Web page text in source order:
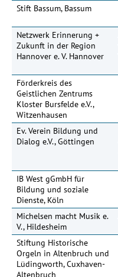
Stift Bassum, Bassum
Netzwerk Erinnerung +
Zukunft in der Region
Hannover e. V. Hannover
Förderkreis des
Geistlichen Zentrums
Kloster Bursfelde e.V.,
Witzenhausen
Ev. Verein Bildung und
Dialog e.V., Göttingen
IB West gGmbH für
Bildung und soziale
Dienste, Köln
Michelsen macht Musik e.
V., Hildesheim
Stiftung Historische
Orgeln in Altenbruch und
Lüdingworth, Cuxhaven-
Altenbruch